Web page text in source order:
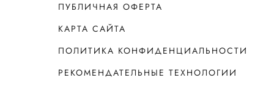
ПУБЛИЧНАЯ ОФЕРТА
КАРТА САЙТА
ПОЛИТИКА КОНФИДЕНЦИАЛЬНОСТИ
РЕКОМЕНДАТЕЛЬНЫЕ ТЕХНОЛОГИИ